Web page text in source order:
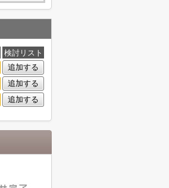
検討リスト
追加する
追加する
追加する